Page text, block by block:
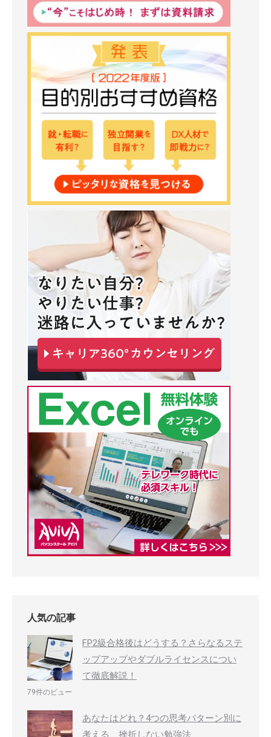
人気の記事
FP2級合格後はどうする？さらなるステ
ップアップやダブルライセンスについ
て徹底解説！
79件のビュー
あなたはどれ？4つの思考パターン別に
考える、挫折しない勉強法